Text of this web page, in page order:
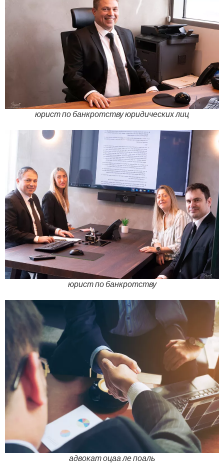
юрист по банкротству юридических лиц
юрист по банкротству
адвокат оцаа ле поаль